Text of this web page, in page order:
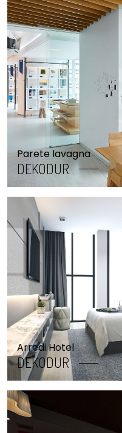
Parete lavagna
DEKODUR
Arredi Hotel
DEKODUR